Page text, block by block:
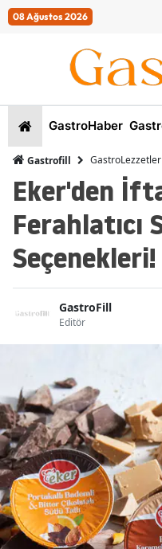
08 Ağustos 2026
GastroHaber
Gastrofill GastroLezzetler
Eker'den
Ferahlatıcı
Seçenekleri!
GastroFill
Editör